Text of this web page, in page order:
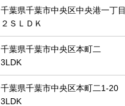
千葉県千葉市中央区中央港一丁目
２ＳＬＤＫ
千葉県千葉市中央区本町二
3LDK
千葉県千葉市中央区本町二1-20
3LDK